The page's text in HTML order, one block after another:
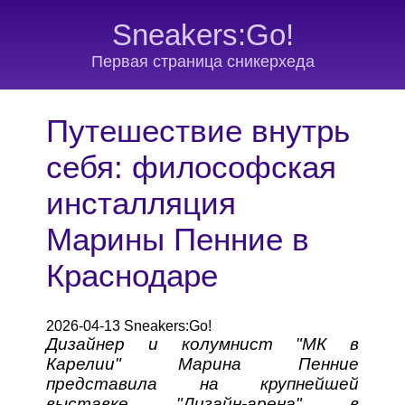
Sneakers:Go!
Первая страница сникерхеда
Путешествие внутрь
себя: философская
инсталляция
Марины Пенние в
Краснодаре
2026-04-13 Sneakers:Go!
Дизайнер и колумнист "МК в
Карелии" Марина Пенние
представила на крупнейшей